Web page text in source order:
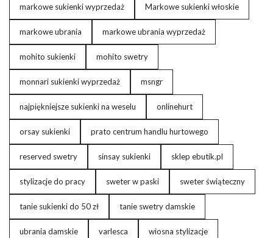
markowe sukienki wyprzedaż Markowe sukienki włoskie
markowe ubrania markowe ubrania wyprzedaż
mohito sukienki mohito swetry
monnari sukienki wyprzedaż msngr
najpiękniejsze sukienki na weselu onlinehurt
orsay sukienki prato centrum handlu hurtowego
reserved swetry sinsay sukienki sklep ebutik.pl
stylizacje do pracy sweter w paski sweter świąteczny
tanie sukienki do 50 zł tanie swetry damskie
ubrania damskie varlesca wiosna stylizacje